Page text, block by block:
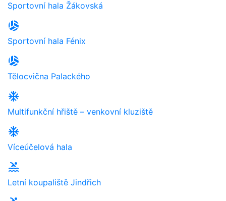
Sportovní hala Žákovská
sports_volleyball
Sportovní hala Fénix
sports_volleyball
Tělocvična Palackého
ac_unit
Multifunkční hřiště – venkovní kluziště
ac_unit
Víceúčelová hala
pool
Letní koupaliště Jindřich